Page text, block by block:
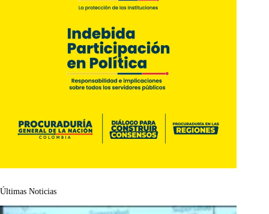
Últimas Noticias